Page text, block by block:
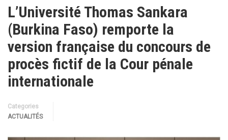
L’Université Thomas Sankara
(Burkina Faso) remporte la
version française du concours de
procès fictif de la Cour pénale
internationale
Categories
ACTUALITÉS